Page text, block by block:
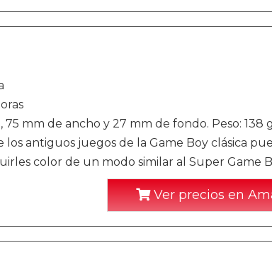
mm de ancho y 27 mm de fondo. Peso: 138 g
antiguos juegos de la Game Boy clásica
color de un modo similar al Super Game
Ver precios en